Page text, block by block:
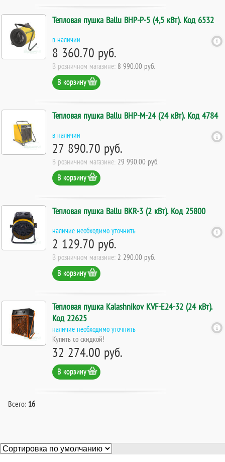
Тепловая пушка Ballu BHP-P-5 (4,5 кВт). Код 6532
в наличии
8 360.70 руб.
В розничном магазине: 8 990.00 руб.
В корзину
Тепловая пушка Ballu BHP-M-24 (24 кВт). Код 4784
в наличии
27 890.70 руб.
В розничном магазине: 29 990.00 руб.
В корзину
Тепловая пушка Ballu BKR-3 (2 кВт). Код 25800
наличие необходимо уточнить
2 129.70 руб.
В розничном магазине: 2 290.00 руб.
В корзину
Тепловая пушка Kalashnikov KVF-E24-32 (24 кВт).
Код 22625
наличие необходимо уточнить
Купить со скидкой!
32 274.00 руб.
В корзину
Всего: 16